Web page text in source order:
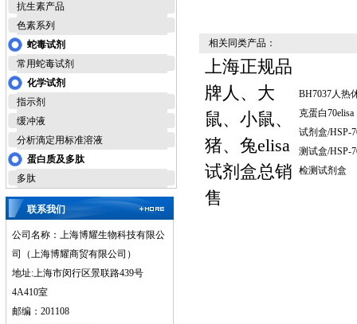
抗生素产品
色素系列
蛇毒试剂
常用蛇毒试剂
化学试剂
指示剂
缓冲液
分析滴定用标准溶液
蛋白质及多肽
多肽
联系我们
公司名称：上海博耀生物科技有限公
司（上海博耀商贸有限公司）
地址:上海市闵行区景联路439号
4A410室
邮编：201108
相关同类产品：
上海正规品
牌人、大
鼠、小鼠、
猪、兔elisa
试剂盒总销
售
BH7037人热
克蛋白70elisa
试剂盒/HSP-
测试盒/HSP-
检测试剂盒